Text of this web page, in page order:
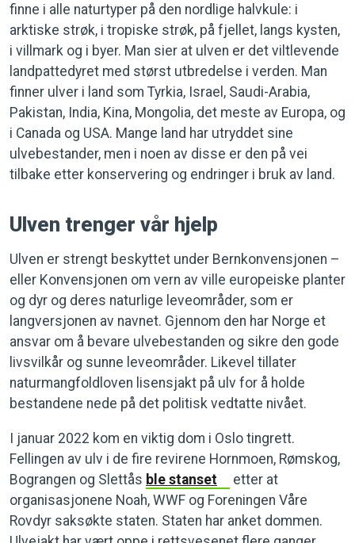
finne i alle naturtyper på den nordlige halvkule: i
arktiske strøk, i tropiske strøk, på fjellet, langs kysten,
i villmark og i byer. Man sier at ulven er det viltlevende
landpattedyret med størst utbredelse i verden. Man
finner ulver i land som Tyrkia, Israel, Saudi-Arabia,
Pakistan, India, Kina, Mongolia, det meste av Europa, og
i Canada og USA. Mange land har utryddet sine
ulvebestander, men i noen av disse er den på vei
tilbake etter konservering og endringer i bruk av land.
Ulven trenger vår hjelp
Ulven er strengt beskyttet under Bernkonvensjonen –
eller Konvensjonen om vern av ville europeiske planter
og dyr og deres naturlige leveområder, som er
langversjonen av navnet. Gjennom den har Norge et
ansvar om å bevare ulvebestanden og sikre den gode
livsvilkår og sunne leveområder. Likevel tillater
naturmangfoldloven lisensjakt på ulv for å holde
bestandene nede på det politisk vedtatte nivået.
I januar 2022 kom en viktig dom i Oslo tingrett.
Fellingen av ulv i de fire revirene Hornmoen, Rømskog,
Bograngen og Slettås ble stanset
etter at
organisasjonene Noah, WWF og Foreningen Våre
Rovdyr saksøkte staten. Staten har anket dommen.